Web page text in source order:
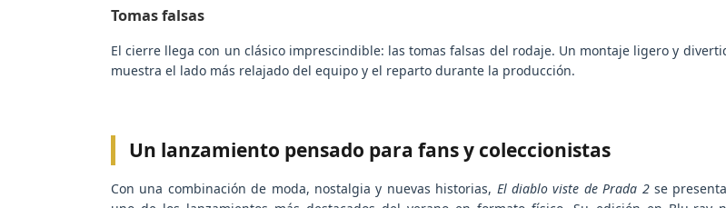
Tomas falsas
El cierre llega con un clásico imprescindible: las tomas falsas del rodaje. Un montaje ligero y
muestra el lado más relajado del equipo y el reparto durante la producción.
Un lanzamiento pensado para fans y coleccionistas
Con una combinación de moda, nostalgia y nuevas historias, El diablo viste de Prada 2se